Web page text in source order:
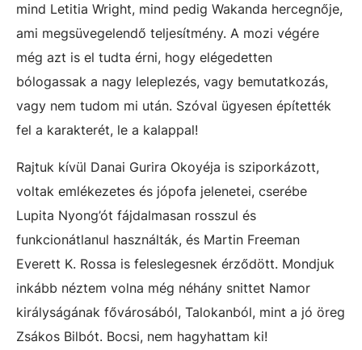
mind Letitia Wright, mind pedig Wakanda hercegnője,
ami megsüvegelendő teljesítmény. A mozi végére
még azt is el tudta érni, hogy elégedetten
bólogassak a nagy leleplezés, vagy bemutatkozás,
vagy nem tudom mi után. Szóval ügyesen építették
fel a karakterét, le a kalappal!
Rajtuk kívül Danai Gurira Okoyéja is sziporkázott,
voltak emlékezetes és jópofa jelenetei, cserébe
Lupita Nyong’ót fájdalmasan rosszul és
funkcionátlanul használták, és Martin Freeman
Everett K. Rossa is feleslegesnek érződött. Mondjuk
inkább néztem volna még néhány snittet Namor
királyságának fővárosából, Talokanból, mint a jó öreg
Zsákos Bilbót. Bocsi, nem hagyhattam ki!